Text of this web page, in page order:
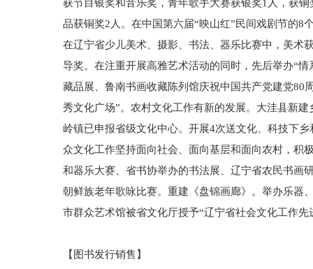
获节目银奖和音乐奖，青年歌手大赛获银奖1人，获
品获铜奖2人。在中国第六届“映山红”民间戏剧节的8
在辽宁省少儿美术、摄影、书法、器乐比赛中，美术
导奖。在注重开展高雅艺术活动的同时，先后举办“
藏品展、鲁南书画收藏陈列馆庆祝中国共产党建党80
秀文化广场”。农村文化工作有新的发展。大洼县新
岭镇已申报省级文化中心。开展4次送文化、科技下
众文化工作坚持面向社会、面向基层和面向农村，积
和器乐大赛、省书协举办的书法展、辽宁省农民书画
朝鲜族老年歌咏比赛。重建《盘锦画廊》。举办乐器
市群众艺术馆被省文化厅授予“辽宁省社会文化工作先
【图书发行销售】